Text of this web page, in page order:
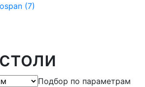
(7)
Подбор по параметрам